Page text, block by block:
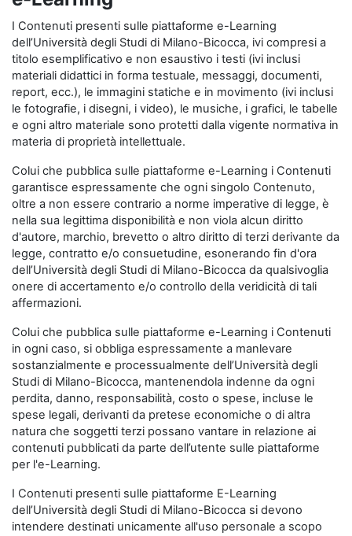
I Contenuti presenti sulle piattaforme e-Learning
dell’Università degli Studi di Milano-Bicocca, ivi compresi a
titolo esemplificativo e non esaustivo i testi (ivi inclusi
materiali didattici in forma testuale, messaggi, documenti,
report, ecc.), le immagini statiche e in movimento (ivi inclusi
le fotografie, i disegni, i video), le musiche, i grafici, le tabelle
e ogni altro materiale sono protetti dalla vigente normativa in
materia di proprietà intellettuale.
Colui che pubblica sulle piattaforme e-Learning i Contenuti
garantisce espressamente che ogni singolo Contenuto,
oltre a non essere contrario a norme imperative di legge, è
nella sua legittima disponibilità e non viola alcun diritto
d'autore, marchio, brevetto o altro diritto di terzi derivante da
legge, contratto e/o consuetudine, esonerando fin d'ora
dell’Università degli Studi di Milano-Bicocca da qualsivoglia
onere di accertamento e/o controllo della veridicità di tali
affermazioni.
Colui che pubblica sulle piattaforme e-Learning i Contenuti
in ogni caso, si obbliga espressamente a manlevare
sostanzialmente e processualmente dell’Università degli
Studi di Milano-Bicocca, mantenendola indenne da ogni
perdita, danno, responsabilità, costo o spese, incluse le
spese legali, derivanti da pretese economiche o di altra
natura che soggetti terzi possano vantare in relazione ai
contenuti pubblicati da parte dell’utente sulle piattaforme
per l'e-Learning.
I Contenuti presenti sulle piattaforme E-Learning
dell’Università degli Studi di Milano-Bicocca si devono
intendere destinati unicamente all'uso personale a scopo